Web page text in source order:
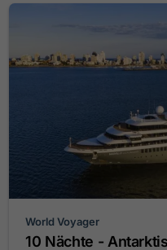
World Voyager
10 Nächte -